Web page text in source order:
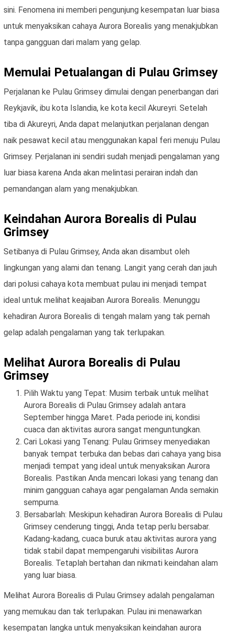
sini. Fenomena ini memberi pengunjung kesempatan luar biasa
untuk menyaksikan cahaya Aurora Borealis yang menakjubkan
tanpa gangguan dari malam yang gelap.
Memulai Petualangan di Pulau Grimsey
Perjalanan ke Pulau Grimsey dimulai dengan penerbangan dari
Reykjavik, ibu kota Islandia, ke kota kecil Akureyri. Setelah
tiba di Akureyri, Anda dapat melanjutkan perjalanan dengan
naik pesawat kecil atau menggunakan kapal feri menuju Pulau
Grimsey. Perjalanan ini sendiri sudah menjadi pengalaman yang
luar biasa karena Anda akan melintasi perairan indah dan
pemandangan alam yang menakjubkan.
Keindahan Aurora Borealis di Pulau
Grimsey
Setibanya di Pulau Grimsey, Anda akan disambut oleh
lingkungan yang alami dan tenang. Langit yang cerah dan jauh
dari polusi cahaya kota membuat pulau ini menjadi tempat
ideal untuk melihat keajaiban Aurora Borealis. Menunggu
kehadiran Aurora Borealis di tengah malam yang tak pernah
gelap adalah pengalaman yang tak terlupakan.
Melihat Aurora Borealis di Pulau
Grimsey
Pilih Waktu yang Tepat: Musim terbaik untuk melihat
Aurora Borealis di Pulau Grimsey adalah antara
September hingga Maret. Pada periode ini, kondisi
cuaca dan aktivitas aurora sangat menguntungkan.
Cari Lokasi yang Tenang: Pulau Grimsey menyediakan
banyak tempat terbuka dan bebas dari cahaya yang bisa
menjadi tempat yang ideal untuk menyaksikan Aurora
Borealis. Pastikan Anda mencari lokasi yang tenang dan
minim gangguan cahaya agar pengalaman Anda semakin
sempurna.
Bersabarlah: Meskipun kehadiran Aurora Borealis di Pulau
Grimsey cenderung tinggi, Anda tetap perlu bersabar.
Kadang-kadang, cuaca buruk atau aktivitas aurora yang
tidak stabil dapat mempengaruhi visibilitas Aurora
Borealis. Tetaplah bertahan dan nikmati keindahan alam
yang luar biasa.
Melihat Aurora Borealis di Pulau Grimsey adalah pengalaman
yang memukau dan tak terlupakan. Pulau ini menawarkan
kesempatan langka untuk menyaksikan keindahan aurora